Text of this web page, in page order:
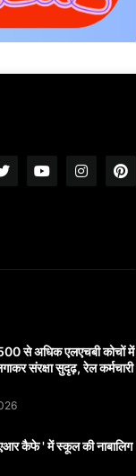
500 से अधिक एलएचबी कोचों में
संरक्षा सुदृढ़, रेल कर्मचारी
कैफे ' में स्कूल की नाबालिग